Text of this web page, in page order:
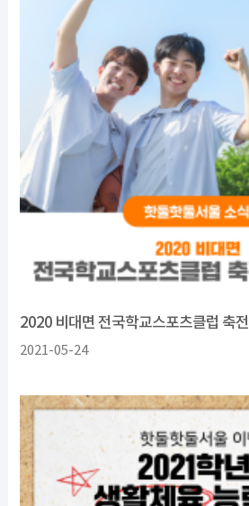
2020 비대면 전국학교스포츠클럽 축
2021-05-24